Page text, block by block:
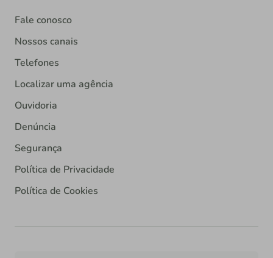
Fale conosco
Nossos canais
Telefones
Localizar uma agência
Ouvidoria
Denúncia
Segurança
Política de Privacidade
Política de Cookies